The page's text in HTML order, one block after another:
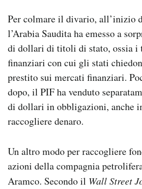
Per colmare il divario, all’inizio
l’Arabia Saudita ha emesso a
di dollari di titoli di stato, ossia i
finanziari con cui gli stati
prestito sui mercati finanziari.
dopo, il PIF ha venduto
di dollari in obbligazioni, anche
raccogliere denaro.
Un altro modo per raccogliere
azioni della compagnia
Aramco. Secondo il Wall Street